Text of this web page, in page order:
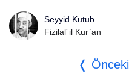
Seyyid Kutub
Fizilal´il Kur`an
❬ Önceki